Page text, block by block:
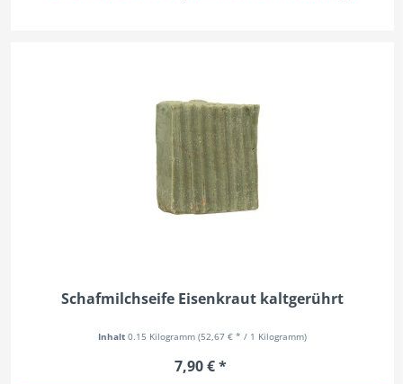
Schafmilchseife Eisenkraut kaltgerührt
Inhalt0.15 Kilogramm(52,67 € * / 1 Kilogramm)
7,90 € *